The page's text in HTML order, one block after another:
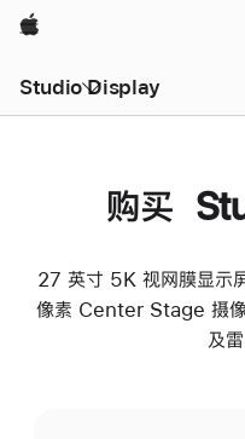
Apple
Studio Display
购买
27 英寸 5K 视网膜显示
像素 Center Stage 摄像
及